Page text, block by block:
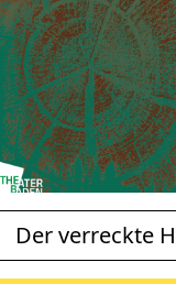
Der verreckte